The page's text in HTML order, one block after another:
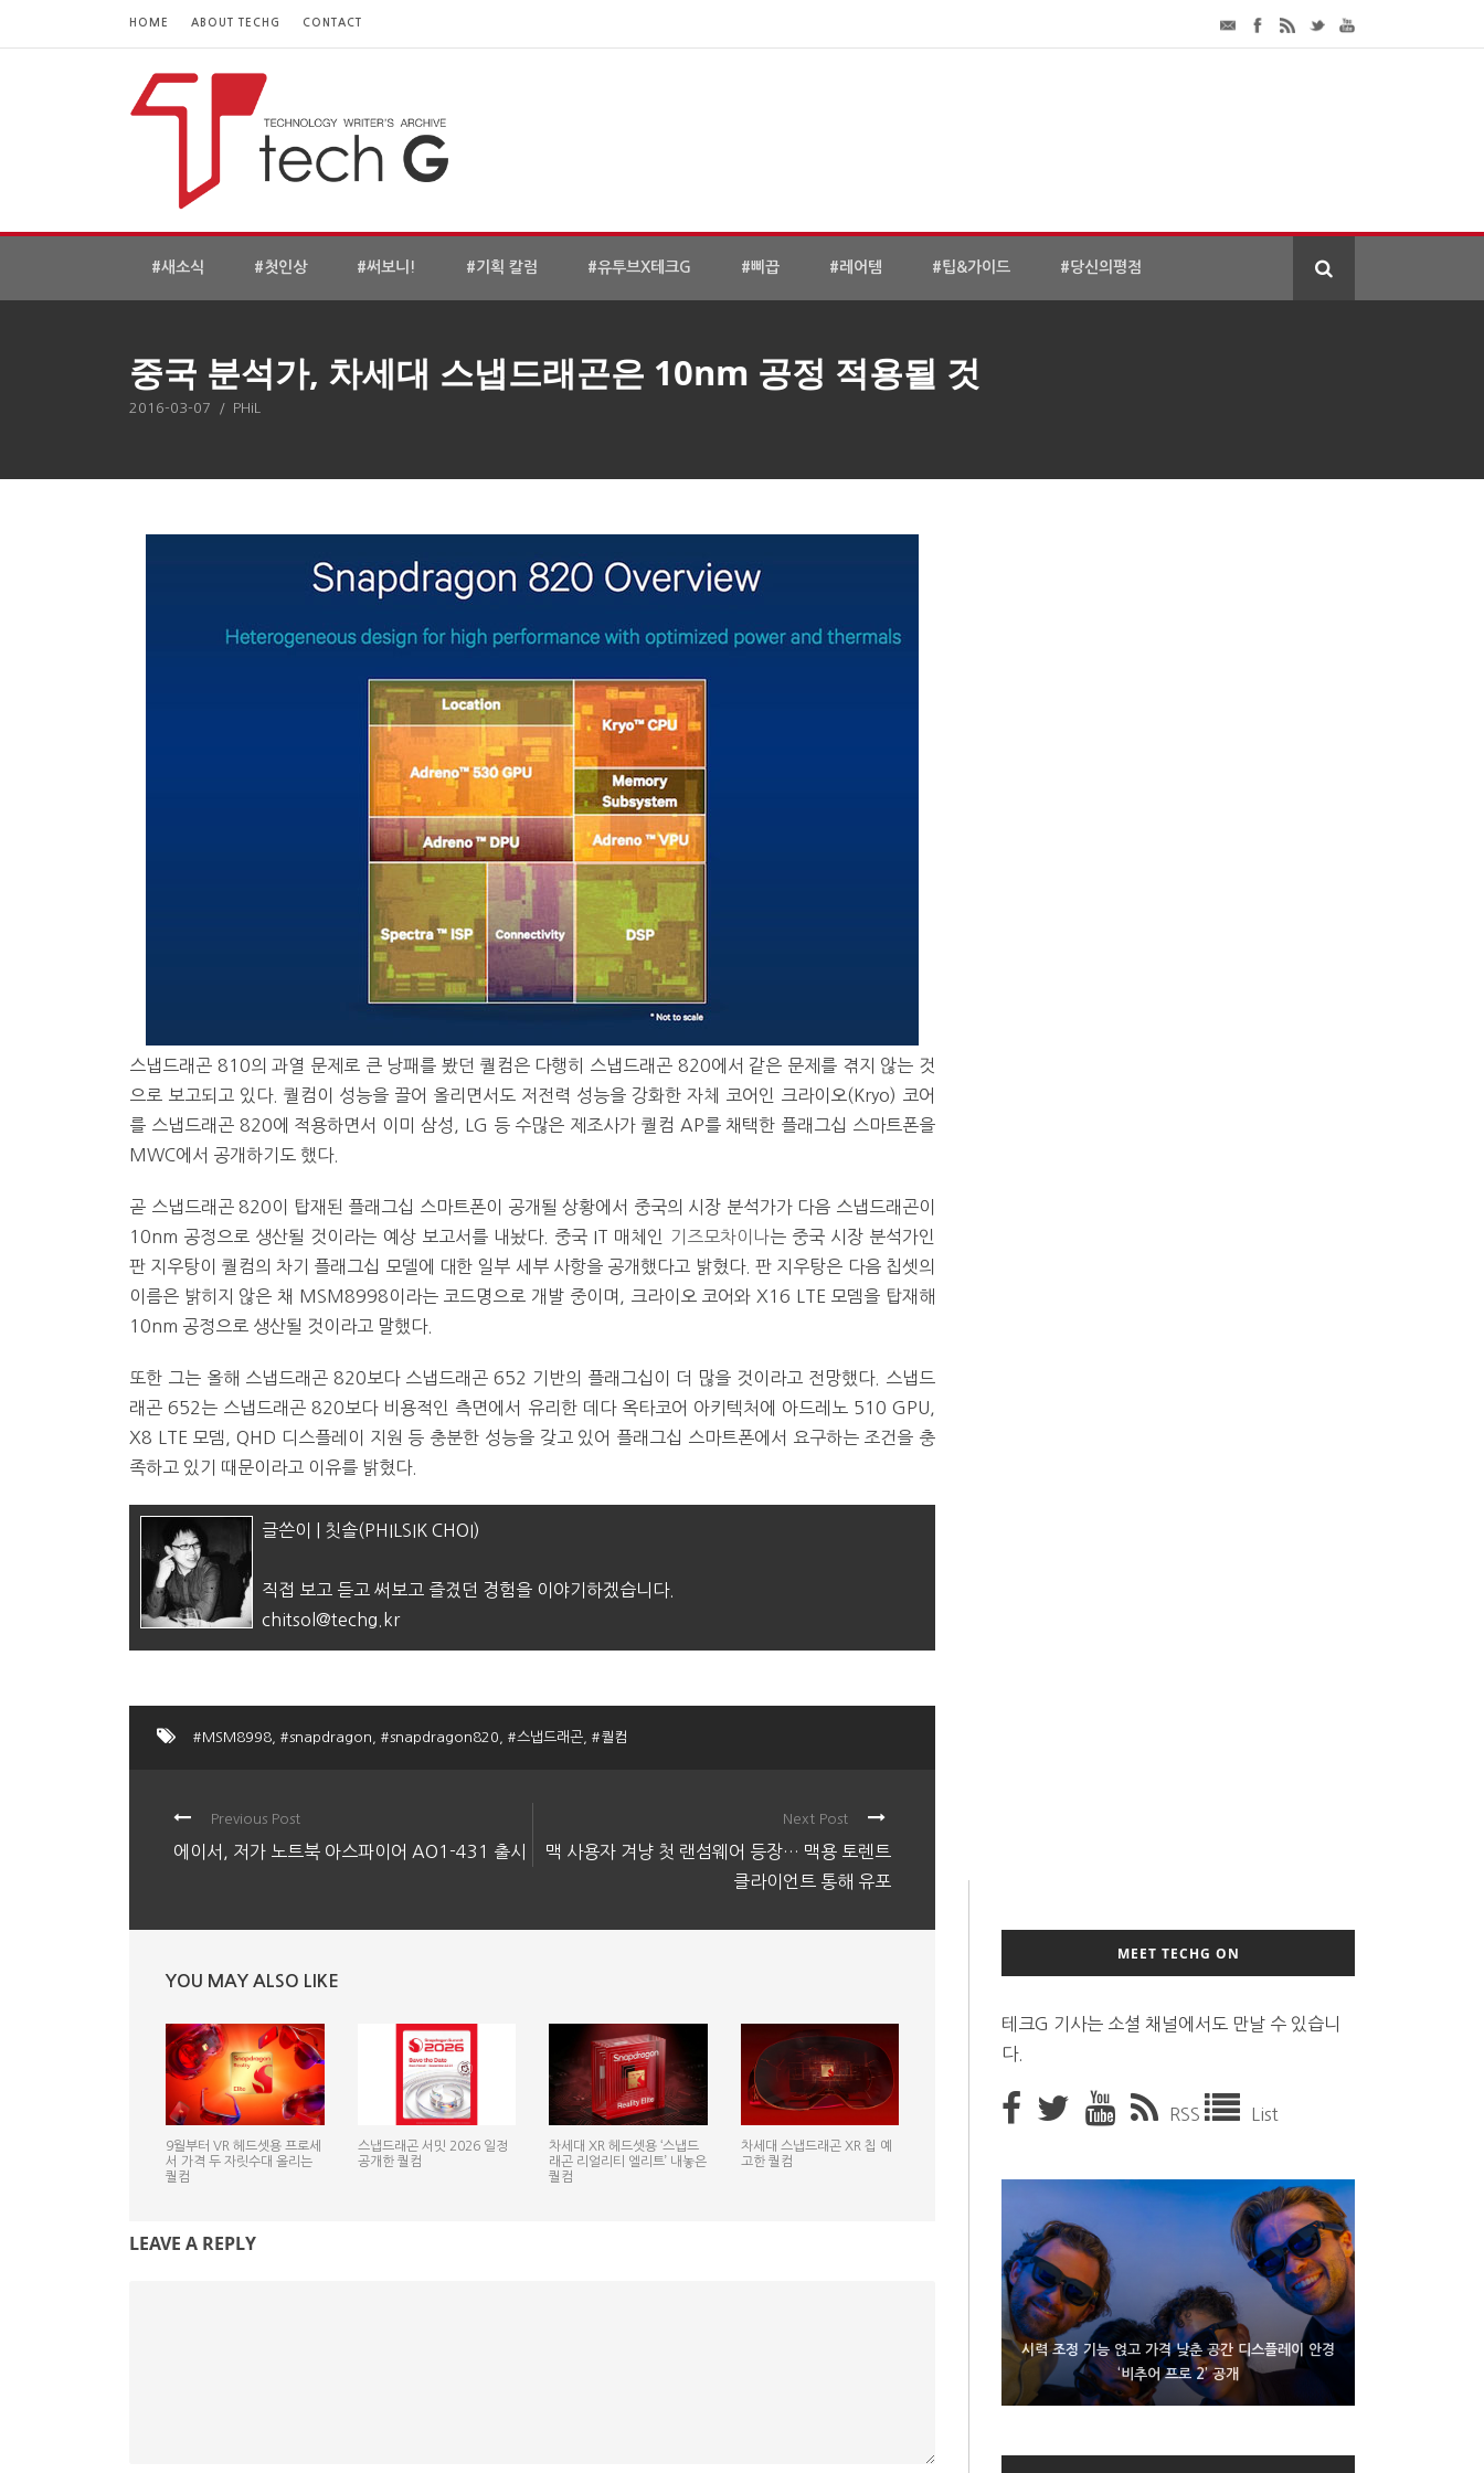
HOME ABOUT TECHG CONTACT
#새소식 #첫인상 #써보니! #기획 칼럼 #유투브X테크G #삐끕 #레어템 #팁&가이드 #당신의평점
중국 분석가, 차세대 스냅드래곤은 10nm 공정 적용될 것
2016-03-07 / PHiL
스냅드래곤 810의 과열 문제로 큰 낭패를 봤던 퀄컴은 다행히 스냅드래곤 820에서 같은 문제를 겪지 않는 것
으로 보고되고 있다. 퀄컴이 성능을 끌어 올리면서도 저전력 성능을 강화한 자체 코어인 크라이오(Kryo) 코어
를 스냅드래곤 820에 적용하면서 이미 삼성, LG 등 수많은 제조사가 퀄컴 AP를 채택한 플래그십 스마트폰을
MWC에서 공개하기도 했다.
곧 스냅드래곤 820이 탑재된 플래그십 스마트폰이 공개될 상황에서 중국의 시장 분석가가 다음 스냅드래곤이
10nm 공정으로 생산될 것이라는 예상 보고서를 내놨다. 중국 IT 매체인
기즈모차이나는 중국 시장 분석가인
판 지우탕이 퀄컴의 차기 플래그십 모델에 대한 일부 세부 사항을 공개했다고 밝혔다. 판 지우탕은 다음 칩셋의
이름은 밝히지 않은 채 MSM8998이라는 코드명으로 개발 중이며, 크라이오 코어와 X16 LTE 모뎀을 탑재해
10nm 공정으로 생산될 것이라고 말했다.
또한 그는 올해 스냅드래곤 820보다 스냅드래곤 652 기반의 플래그십이 더 많을 것이라고 전망했다. 스냅드
래곤 652는 스냅드래곤 820보다 비용적인 측면에서 유리한 데다 옥타코어 아키텍처에 아드레노 510 GPU,
X8 LTE 모뎀, QHD 디스플레이 지원 등 충분한 성능을 갖고 있어 플래그십 스마트폰에서 요구하는 조건을 충
족하고 있기 때문이라고 이유를 밝혔다.
글쓴이 | 칫솔(PHILSIK CHOI)
직접 보고 듣고 써보고 즐겼던 경험을 이야기하겠습니다.
chitsol@techg.kr
#MSM8998 #snapdragon #snapdragon820 #스냅드래곤 #퀄컴
Previous Post
에이서, 저가 노트북 아스파이어 AO1-431 출시
Next Post
맥 사용자 겨냥 첫 랜섬웨어 등장… 맥용 토렌트
클라이언트 통해 유포
YOU MAY ALSO LIKE
9월부터 VR 헤드셋용 프로세
서 가격 두 자릿수대 올리는
퀄컴
스냅드래곤 서밋 2026 일정
공개한 퀄컴
차세대 XR 헤드셋용 ‘스냅드
래곤 리얼리티 엘리트’ 내놓은
퀄컴
차세대 스냅드래곤 XR 칩 예
고한 퀄컴
LEAVE A REPLY
MEET TECHG ON
테크G 기사는 소셜 채널에서도 만날 수 있습니
다.
RSS List
시력 조정 기능 얹고 가격 낮춘 공간 디스플레이 안경
‘비추어 프로 2’ 공개
D램 부족에 10억달러어치 아이폰18 프로세서 패키징
대기 중
300~400달러 반지형 스피커 준비하는 오픈AI